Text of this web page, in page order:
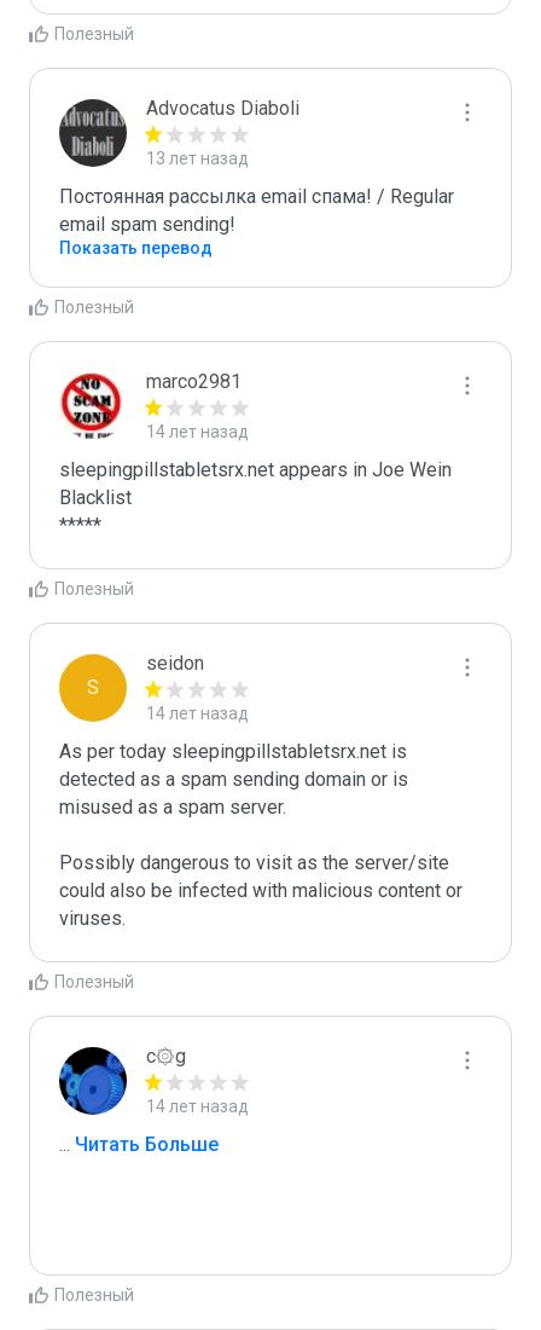
Полезный
Advocatus Diaboli
13 лет назад
Постоянная рассылка email спама! / Regular
email spam sending!
Показать перевод
Полезный
marco2981
14 лет назад
sleepingpillstabletsrx.net appears in Joe Wein
Blacklist
*****
Полезный
S
seidon
14 лет назад
As per today sleepingpillstabletsrx.net is
detected as a spam sending domain or is
misused as a spam server.
Possibly dangerous to visit as the server/site
could also be infected with malicious content or
Полезный
c۞g
14 лет назад
... Читать Больше
Полезный